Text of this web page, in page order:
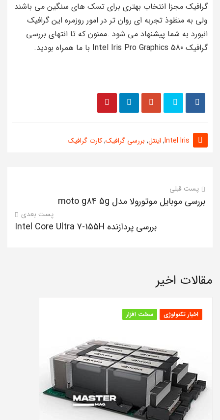
گرافیک مجزا انتخاب بهتری برای تسک های سنگین می باشند
ولی به منظوذ تجربه ای روان تر در امور روزمره این گرافیک
انبورد به شما پیشنهاد می شود .ممنون که تا انتهای بررسی
گرافیک Intel Iris Pro Graphics 580 با ما همراه بودید.
Intel Iris
, اینتل, بررسی گرافیک,کارت گرافیک
پست قبلی
بررسی موبایل موتورولا مدل moto g84 5g
پست بعدی
بررسی پردازنده Intel Core Ultra 7-155H
مقالات اخیر
اخبار تکنولوژی سخت افزار